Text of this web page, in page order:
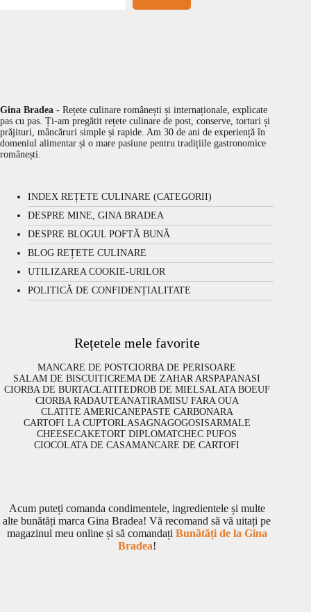
Gina Bradea - Rețete culinare românești și internaționale, explicate
pas cu pas. Ți-am pregătit rețete culinare de post, conserve, torturi și
prăjituri, mâncăruri simple și rapide. Am 30 de ani de experiență în
domeniul alimentar și o mare pasiune pentru tradițiile gastronomice
românești.
INDEX REȚETE CULINARE (CATEGORII)
DESPRE MINE, GINA BRADEA
DESPRE BLOGUL POFTĂ BUNĂ
BLOG REȚETE CULINARE
UTILIZAREA COOKIE-URILOR
POLITICĂ DE CONFIDENȚIALITATE
Rețetele mele favorite
MANCARE DE POSTCIORBA DE PERISOARE
SALAM DE BISCUITICREMA DE ZAHAR ARSPAPANASI
CIORBA DE BURTACLATITEDROB DE MIELSALATA BOEUF
CIORBA RADAUTEANATIRAMISU FARA OUA
CLATITE AMERICANEPASTE CARBONARA
CARTOFI LA CUPTORLASAGNAGOGOSISARMALE
CHEESECAKETORT DIPLOMATCHEC PUFOS
CIOCOLATA DE CASAMANCARE DE CARTOFI
Acum puteți comanda condimentele, ingredientele și multe
alte bunătăți marca Gina Bradea! Vă recomand să vă uitați pe
magazinul meu online și să comandați Bunătăți de la Gina
Bradea!